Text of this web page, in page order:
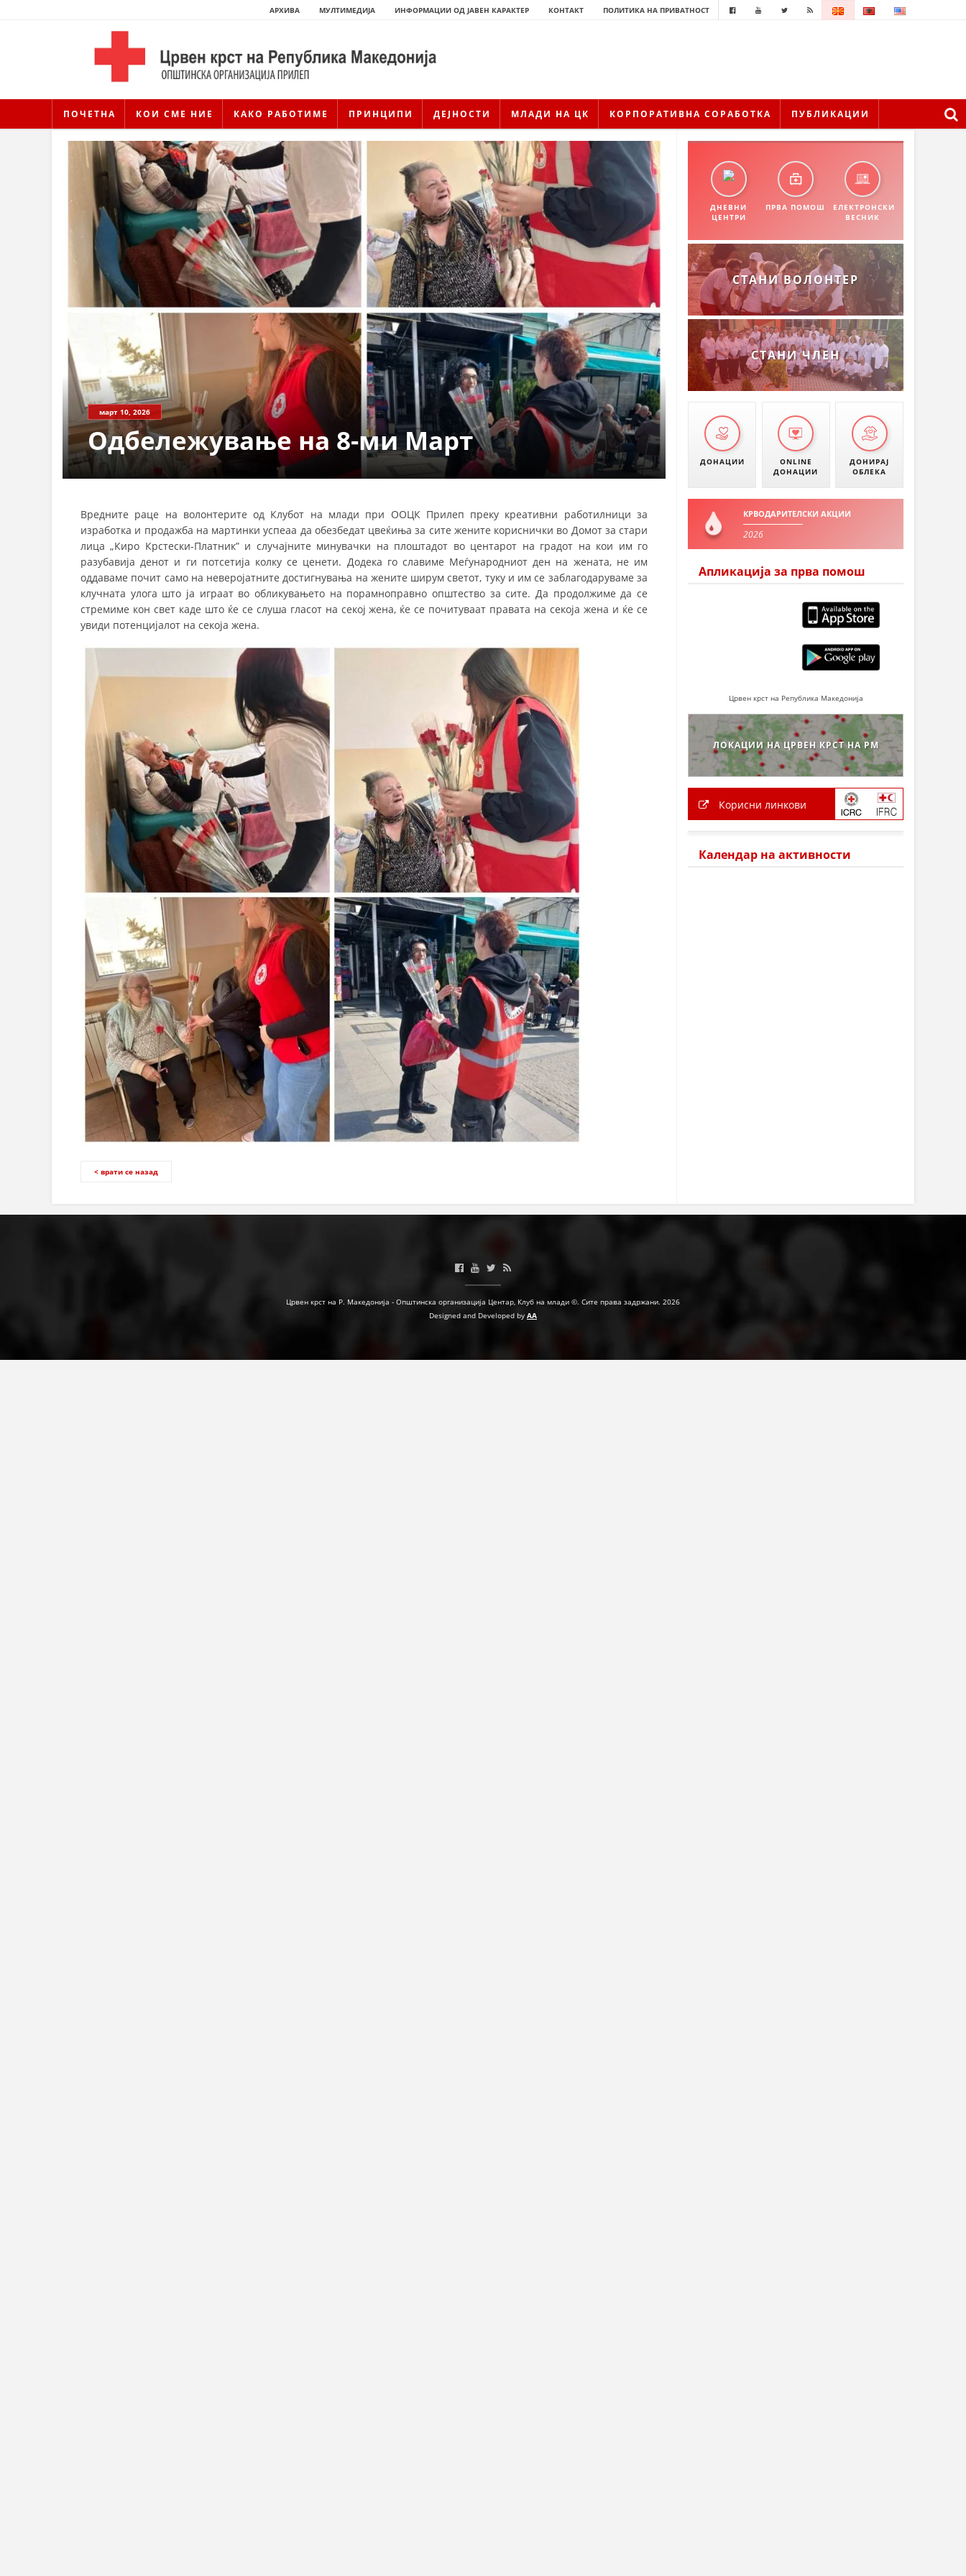
АРХИВА МУЛТИМЕДИЈА ИНФОРМАЦИИ ОД ЈАВЕН КАРАКТЕР КОНТАКТ ПОЛИТИКА НА ПРИВАТНОСТ
ПОЧЕТНА КОИ СМЕ НИЕ КАКО РАБОТИМЕ ПРИНЦИПИ ДЕЈНОСТИ МЛАДИ НА ЦК КОРПОРАТИВНА СОРАБОТКА ПУБЛИКАЦИИ
ИСТОРИЈАТ НА ЦКРСМ
ИСТОРИЈАТ НА ДВИЖЕЊЕТО
СТРУКТУРА НА ОРГАНИЗАЦИЈАТА
КОНТАКТ ИНФОРМАЦИИ
ЧЛЕНСТВО ВО ПРОФЕСИОНАЛНИ ТЕЛА
ЗАКОН ЗА ЦКРМ
СТАТУТ НА ЦКРМ
ОРГАНИЗАЦИЈА И РАЗВОЈ
РАКОВОДЕН ОДБОР
СОБРАНИЕ
ДИСЕМИНАЦИЈА
MЕЃУНАРОДНО ХУМАНИТАРНО ПРАВО
ПРОМОЦИЈА НА ХУМАНИ ВРЕДНОСТИ
УПОТРЕБА И ЗАШТИТА НА АМБЛЕМОТ
СОЦИЈАЛНО ХУМАНИТАРНА ДЕЈНОСТ
КАКО ДА ДОНИРАТЕ
ПОДГОТВЕНОСТ И ДЕЈСТВО ПРИ КАТАСТРОФИ
ТИМОВИ НА ООЦК
СПАСИТЕЛНА СТАНИЦА ВОДНО
ПРОЕКТИ – ПОДГОТВЕНОСТ И ДЕЈСТВУВАЊЕ ПРИ КАТАСТРОФИ
ОДНОСИ СО ЈАВНОСТ
ИСТРАЖУВАЊЕ НА ЈАВНО МИСЛЕЊЕ
МЕЃУНАРОДНА СОРАБОТКА
ДОГОВОРИ
ЗНАЧЕЊЕ НА СЛУЖБАТА ЗА БАРАЊЕ
ФОРМУЛАРИ ЗА БАРАЊА
ЗДРАВСТВЕНО ПРЕВЕНТИВНА ДЕЈНОСТ
ПРВА ПОМОШ
ЗА НАС
март 10, 2026
Одбележување на 8-ми Март
Вредните раце на волонтерите од Клубот на млади при ООЦК Прилеп преку креативни работилници за
изработка и продажба на мартинки успеаа да обезбедат цвеќиња за сите жените кориснички во Домот за стари
лица „Киро Крстески-Платник” и случајните минувачки на плоштадот во центарот на градот на кои им го
разубавија денот и ги потсетија колку се ценети. Додека го славиме Меѓународниот ден на жената, не им
оддаваме почит само на неверојатните достигнувања на жените ширум светот, туку и им се заблагодаруваме за
клучната улога што ја играат во обликувањето на порамноправно општество за сите. Да продолжиме да се
стремиме кон свет каде што ќе се слуша гласот на секој жена, ќе се почитуваат правата на секоја жена и ќе се
увиди потенцијалот на секоја жена.
< врати се назад
ДНЕВНИ
ЦЕНТРИ
ПРВА ПОМОШ
ЕЛЕКТРОНСКИ
ВЕСНИК
СТАНИ ВОЛОНТЕР
СТАНИ ЧЛЕН
ДОНАЦИИ
ONLINE
ДОНАЦИИ
ДОНИРАЈ
ОБЛЕКА
КРВОДАРИТЕЛСКИ АКЦИИ
2026
Апликација за прва помош
Црвен крст на Република Македонија
ЛОКАЦИИ НА ЦРВЕН КРСТ НА РМ
Корисни линкови
Календар на активности
Црвен крст на Р. Македонија - Општинска организација Центар, Клуб на млади ©. Сите права задржани. 2026
Designed and Developed by AA